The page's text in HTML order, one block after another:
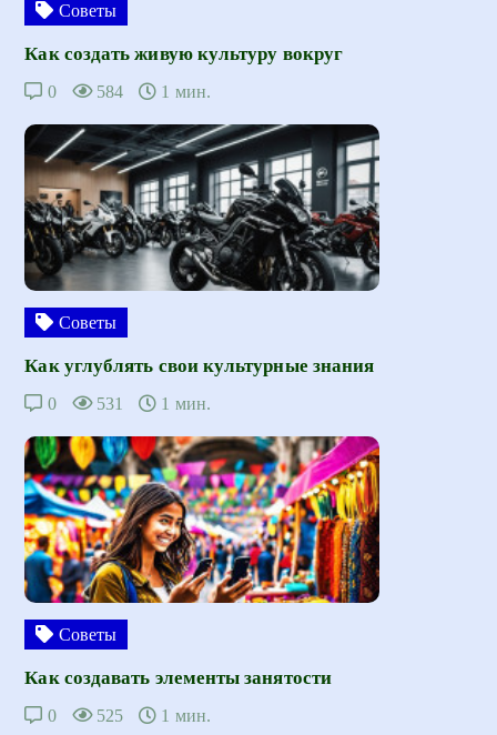
Советы
Как создать живую культуру вокруг
0 584 1 мин.
Советы
Как углублять свои культурные знания
0 531 1 мин.
Советы
Как создавать элементы занятости
0 525 1 мин.